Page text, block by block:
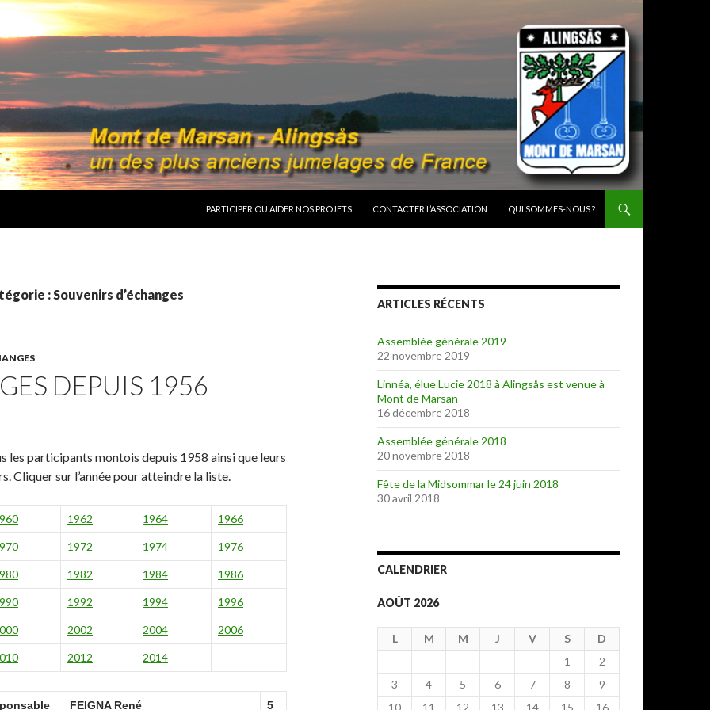
PARTICIPER OU AIDER NOS PROJETS
CONTACTER L’ASSOCIATION QUI SOMMES-NOUS ?
: Souvenirs d’échanges
DEPUIS 1956
les participants montois depuis 1958 ainsi que leurs
Cliquer sur l’année pour atteindre la liste.
1962 1964 1966
1972 1974 1976
1982 1984 1986
1992 1994 1996
2002 2004 2006
2012 2014
FEIGNA René 5
ARTICLES RÉCENTS
Assemblée générale 2019
22 novembre 2019
Linnéa, élue Lucie 2018 à Alingsås est venue à
Mont de Marsan
16 décembre 2018
Assemblée générale 2018
20 novembre 2018
Fête de la Midsommar le 24 juin 2018
30 avril 2018
CALENDRIER
AOÛT 2026
L M M J V S
D
1
2
3
4 5 6 7 8
9
10
11 12 13 14 15
16